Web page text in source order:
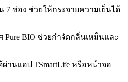
7 ช่อง ช่วยให้กระจายความเย็นได้
Pure BIO ช่วยกำจัดกลิ่นเหม็นและ
านแอป TSmartLife หรือหน้าจอ